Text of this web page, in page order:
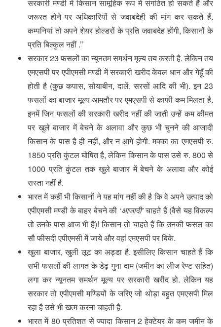
सरकारी मण्डी में किसान सामूहिक रूप में संगठित हो सकते हैं और
जरूरत होने पर अधिकारियों से जवाबदेही की मांग कर सकते हैं.
कम्पनियां तोअपने शेयर होल्डरों के प्रति जवाबदेह होंगी, किसानों के
प्रति बिल्कुल नहीं .’’
सरकार 23 फसलों का न्यूनतम समर्थन मूल्य तय करती है. लेकिन तय
एमएसपी पर एपीएमसी मण्डी में सरकारी खरीद केवल धान और गेहॅूं की
होती है (कुछ कपास, सोयाबीन, दालें, सरसों आदि की भी). इन 23
फसलों का बाजार मूल्य आमतौर पर एमएसपी से काफी कम मिलता है.
इनमें जिन फसलों की सरकारी खरीद नहीं की जाती उन्हें कम कीमत
पर खुले बाजार में बेचने के अलावा और कुछ भी चुनने की आजादी
किसान के पास है ही नहीं, और न आगे होगी. मक्का का एमएसपी रु.
1850 प्रति कुंटल घोषित है, लेकिन किसान के पास उसे रु. 800 से
1000 प्रति कुंटल तक खुले बाजार में बेचने के अलावा और कोई
रास्ता नहीं है.
भारत में कहीं भी किसानों ने यह मांग नहीं की है कि वे अपने उत्पाद को
एपीएमसी मण्डी के बाहर बेचने की ‘आजादी’चाहते हैं (वैसे यह विकल्प
तो उनके पास आज भी है)! किसान तो चाहते हैं कि उनकी फसल का
सौ फीसदी एपीएमसी में जाये और वहां एमएसपी पर बिके.
खुला बाजार, खुली लूट का अड्डा है. इसीलिए किसान चाहते हैं कि
सभी फसलों की लागत के डेढ़ गुना दाम (जमीन का लीज रेण्ट सहित)
लगा कर न्यूनतम समर्थन मूल्य पर सरकारी खरीद हो. लेकिन यह
सरकार तो एपीएमसी मण्डियों के जरिए जो थोड़ा बहुत एमएसपी मिल
रहा है उसे भी खत्म करना चाहती है.
भारत में 80 प्रतिशत से ज्यादा किसान 2 हेक्टेयर के कम जमीन के